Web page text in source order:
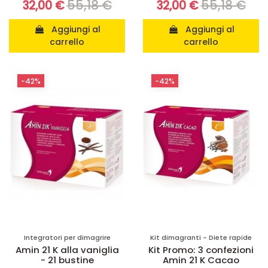
32,00 €55,18 €
carrello
32,00 €55,18 €
carrello
Integratori per dimagrire
Amin 21 K alla vaniglia
- 21 bustine
-42%
Kit dimagranti - Diete rapide
Kit Promo: 3 confezioni
Amin 21 K Cacao
-42%